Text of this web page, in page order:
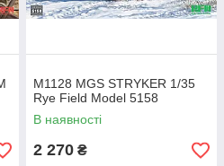
M1128 MGS STRYKER 1/35
Rye Field Model 5158
В наявності
2 270 ₴